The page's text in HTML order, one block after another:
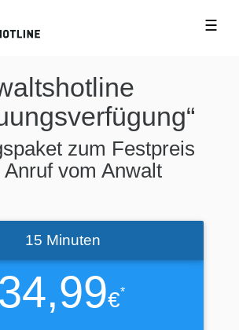
☰
zum Festpreis
vom Anwalt
34,99€*
15 Minuten